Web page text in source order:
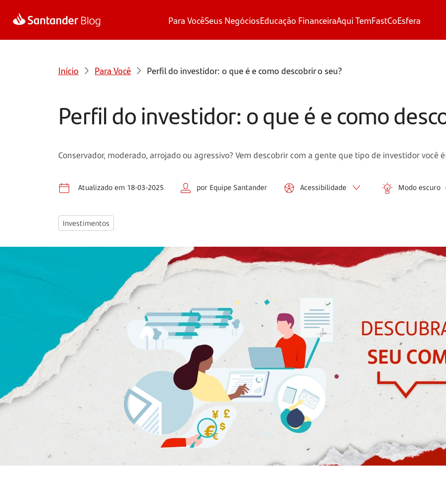
Para VocêSeus NegóciosEducação FinanceiraAqui TemFastCoEsfera
Início Para Você Perfil do investidor: o que é e como descobrir o seu?
Perfil do investidor: o que é e como
Conservador, moderado, arrojado ou agressivo? Vem descobrir com a gente que tipo de investidor você
Atualizado em 18-03-2025 por Equipe Santander Acessibilidade Modo escuro
Investimentos